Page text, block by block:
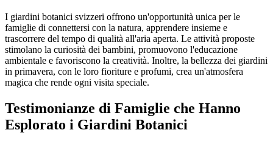
I giardini botanici svizzeri offrono un'opportunità unica per le
famiglie di connettersi con la natura, apprendere insieme e
trascorrere del tempo di qualità all'aria aperta. Le attività proposte
stimolano la curiosità dei bambini, promuovono l'educazione
ambientale e favoriscono la creatività. Inoltre, la bellezza dei giardini
in primavera, con le loro fioriture e profumi, crea un'atmosfera
magica che rende ogni visita speciale.
Testimonianze di Famiglie che Hanno
Esplorato i Giardini Botanici